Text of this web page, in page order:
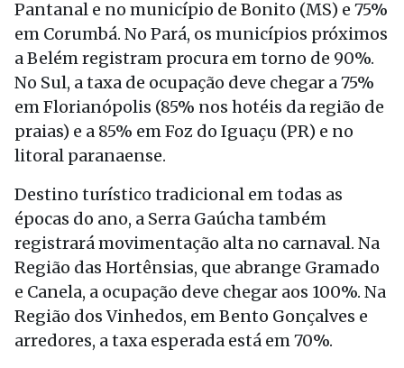
Pantanal e no município de Bonito (MS) e 75%
em Corumbá. No Pará, os municípios próximos
a Belém registram procura em torno de 90%.
No Sul, a taxa de ocupação deve chegar a 75%
em Florianópolis (85% nos hotéis da região de
praias) e a 85% em Foz do Iguaçu (PR) e no
litoral paranaense.
Destino turístico tradicional em todas as
épocas do ano, a Serra Gaúcha também
registrará movimentação alta no carnaval. Na
Região das Hortênsias, que abrange Gramado
e Canela, a ocupação deve chegar aos 100%. Na
Região dos Vinhedos, em Bento Gonçalves e
arredores, a taxa esperada está em 70%.